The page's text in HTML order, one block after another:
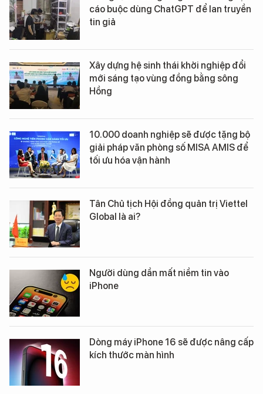
cáo buộc dùng ChatGPT để lan truyền
tin giả
Xây dựng hệ sinh thái khởi nghiệp đổi
mới sáng tạo vùng đồng bằng sông
Hồng
10.000 doanh nghiệp sẽ được tặng bộ
giải pháp văn phòng số MISA AMIS để
tối ưu hóa vận hành
Tân Chủ tịch Hội đồng quản trị Viettel
Global là ai?
Người dùng dần mất niềm tin vào
iPhone
Dòng máy iPhone 16 sẽ được nâng cấp
kích thước màn hình